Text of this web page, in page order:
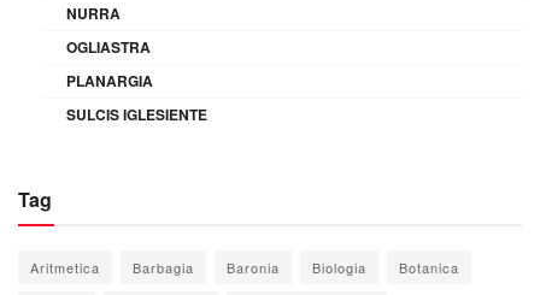
NURRA
OGLIASTRA
PLANARGIA
SULCIS IGLESIENTE
Tag
Aritmetica Barbagia Baronia Biologia Botanica